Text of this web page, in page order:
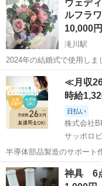
ウェデ
ルフラ
10,000円
滝川駅
2024年の結婚式で使用し
いただいたのも2024年です。) イメージを伝え、オーダーで製
貰いました。(ピンク系の
ダーしました) 税込...
北海道 滝川市 滝川
≪月収
時給
日払い
株式会社
サッポロ
半導体部品製造のサポート
活躍中！座り作業！空調完
＆無料駐車場あり★作業着無償貸
北海道 恵庭市 サッ
神具 6